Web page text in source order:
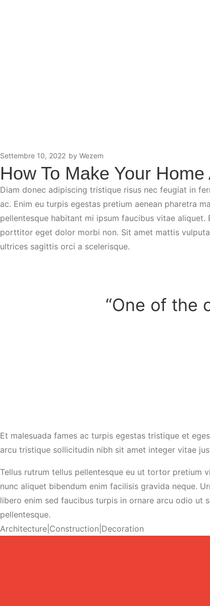
Settembre 10, 2022 by Wezem
How To Make Your
Diam donec adipiscing tristique risus nec feugiat in
ac. Enim eu turpis egestas pretium aenean pharetra
pellentesque habitant mi ipsum faucibus vitae
porttitor eget dolor morbi non. Sit amet mattis
ultrices sagittis orci a scelerisque.
“One of the
Et malesuada fames ac turpis egestas tristique et
arcu tristique sollicitudin nibh sit amet integer vitae
Tellus rutrum tellus pellentesque eu ut tortor pretium
nunc aliquet bibendum enim facilisis gravida neque.
libero enim sed faucibus turpis in ornare arcu odio ut
pellentesque.
Architecture Construction Decoration